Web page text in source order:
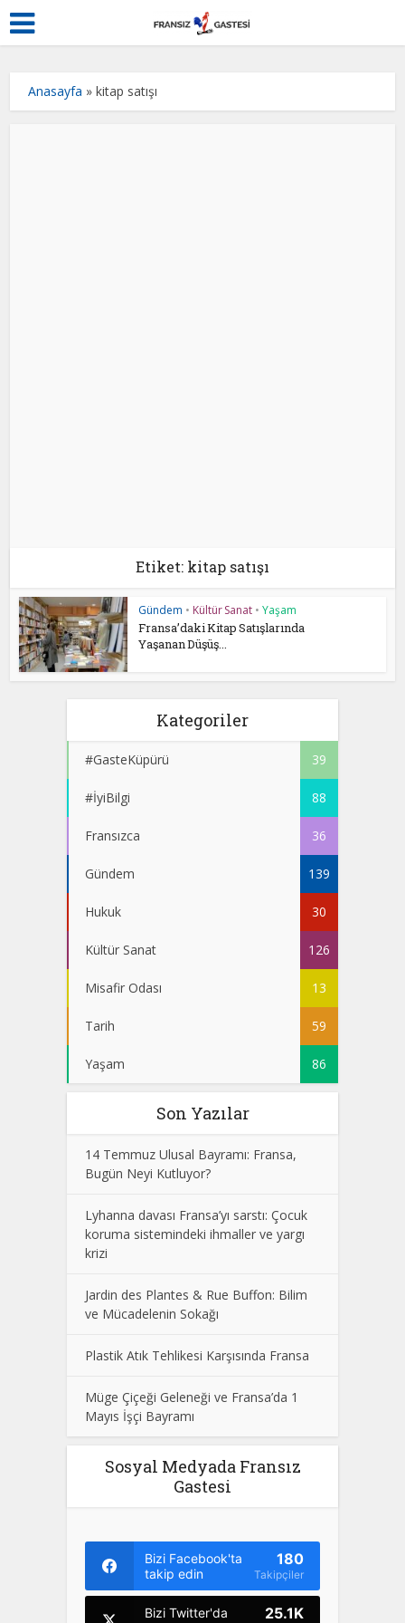
Anasayfa »kitap satışı
Etiket: kitap satışı
Gündem • Kültür Sanat • Yaşam
Fransa’daki Kitap Satışlarında
Yaşanan Düşüş...
Kategoriler
#GasteKüpürü 39
#İyiBilgi 88
Fransızca 36
Gündem 139
Hukuk 30
Kültür Sanat 126
Misafir Odası 13
Tarih 59
Yaşam 86
Son Yazılar
14 Temmuz Ulusal Bayramı: Fransa,
Bugün Neyi Kutluyor?
Lyhanna davası Fransa’yı sarstı: Çocuk
koruma sistemindeki ihmaller ve yargı
krizi
Jardin des Plantes & Rue Buffon: Bilim
ve Mücadelenin Sokağı
Plastik Atık Tehlikesi Karşısında Fransa
Müge Çiçeği Geleneği ve Fransa’da 1
Mayıs İşçi Bayramı
Sosyal Medyada Fransız
Gastesi
Bizi Facebook'ta
takip edin
180
Takipçiler
Bizi Twitter'da
25.1K